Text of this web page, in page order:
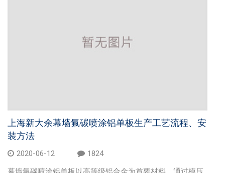
留言信息
上海新大余幕墙氟碳喷涂铝单板生产工艺流程、安
装方法
2020-06-12
1824